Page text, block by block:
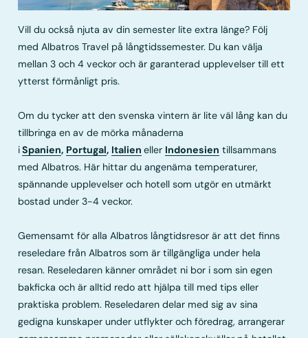
Vill du också njuta av din semester lite extra länge? Följ
med Albatros Travel på långtidssemester. Du kan välja
mellan 3 och 4 veckor och är garanterad upplevelser till ett
ytterst förmånligt pris.
Om du tycker att den svenska vintern är lite väl lång kan du
tillbringa en av de mörka månaderna
iSpanien, Portugal, Italien eller Indonesien tillsammans
med Albatros. Här hittar du angenäma temperaturer,
spännande upplevelser och hotell som utgör en utmärkt
bostad under 3-4 veckor.
Gemensamt för alla Albatros långtidsresor är att det finns
reseledare från Albatros som är tillgängliga under hela
resan. Reseledaren känner området ni bor i som sin egen
bakficka och är alltid redo att hjälpa till med tips eller
praktiska problem. Reseledaren delar med sig av sina
gedigna kunskaper under utflykter och föredrag, arrangerar